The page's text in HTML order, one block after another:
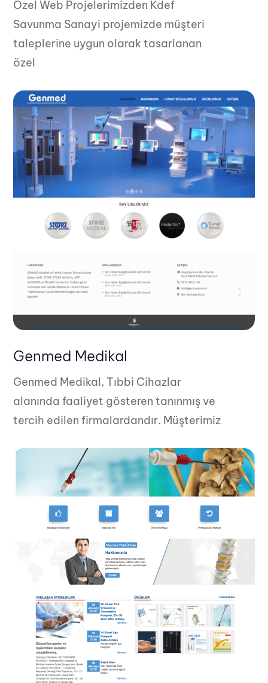
Özel Web Projelerimizden Kdef
Savunma Sanayi projemizde müşteri
taleplerine uygun olarak tasarlanan
özel
Genmed Medikal
Genmed Medikal, Tıbbi Cihazlar
alanında faaliyet gösteren tanınmış ve
tercih edilen firmalardandır. Müşterimiz